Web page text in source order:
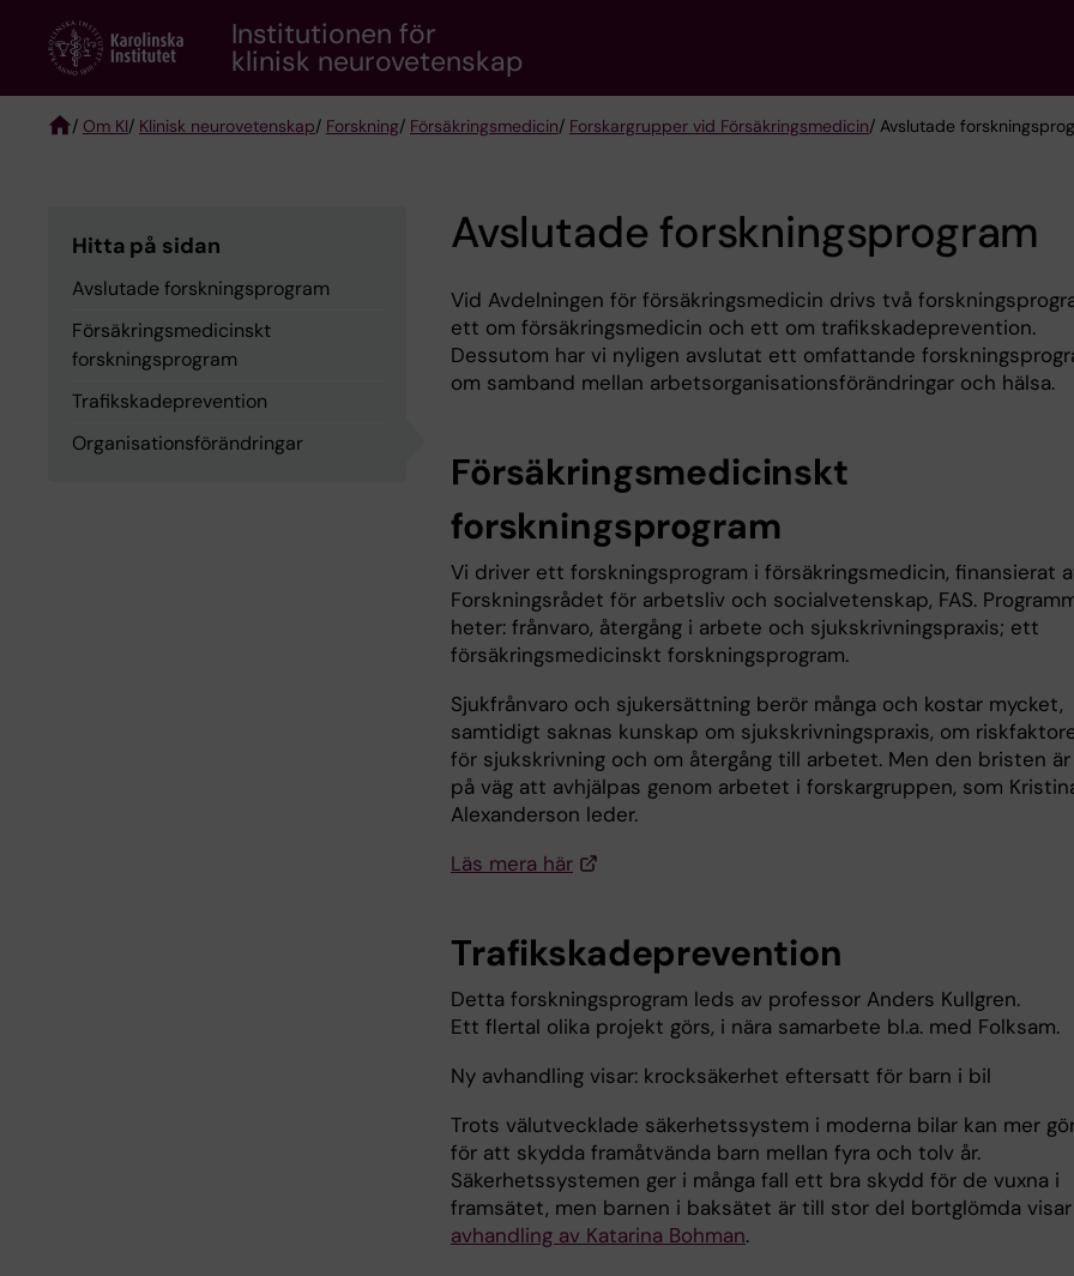
content
Institutionen för
klinisk neurovetenskap
/ Om KI/ Klinisk neurovetenskap/ Forskning/ Försäkringsmedicin/ Forskargrupper vid Försäkringsmedicin/ Avslutade
Hitta på sidan
Avslutade forskningsprogram
Försäkringsmedicinskt
forskningsprogram
Trafikskadeprevention
Organisationsförändringar
Avslutade forskningsprogram
Vid Avdelningen för försäkringsmedicin drivs två
ett om försäkringsmedicin och ett om trafikskadeprevention.
Dessutom har vi nyligen avslutat ett omfattande
om samband mellan arbetsorganisationsförändringar och hälsa.
Försäkringsmedicinskt
forskningsprogram
Vi driver ett forskningsprogram i försäkringsmedicin, finansierat
Forskningsrådet för arbetsliv och socialvetenskap, FAS.
heter: frånvaro, återgång i arbete och sjukskrivningspraxis; ett
försäkringsmedicinskt forskningsprogram.
Sjukfrånvaro och sjukersättning berör många och kostar mycket,
samtidigt saknas kunskap om sjukskrivningspraxis, om
för sjukskrivning och om återgång till arbetet. Men den bristen är
på väg att avhjälpas genom arbetet i forskargruppen, som
Alexanderson leder.
Läs mera här
Trafikskadeprevention
Detta forskningsprogram leds av professor Anders Kullgren.
Ett flertal olika projekt görs, i nära samarbete bl.a. med Folksam.
Ny avhandling visar: krocksäkerhet eftersatt för barn i bil
Trots välutvecklade säkerhetssystem i moderna bilar kan mer
för att skydda framåtvända barn mellan fyra och tolv år.
Säkerhetssystemen ger i många fall ett bra skydd för de vuxna i
framsätet, men barnen i baksätet är till stor del bortglömda
avhandling av Katarina Bohman.